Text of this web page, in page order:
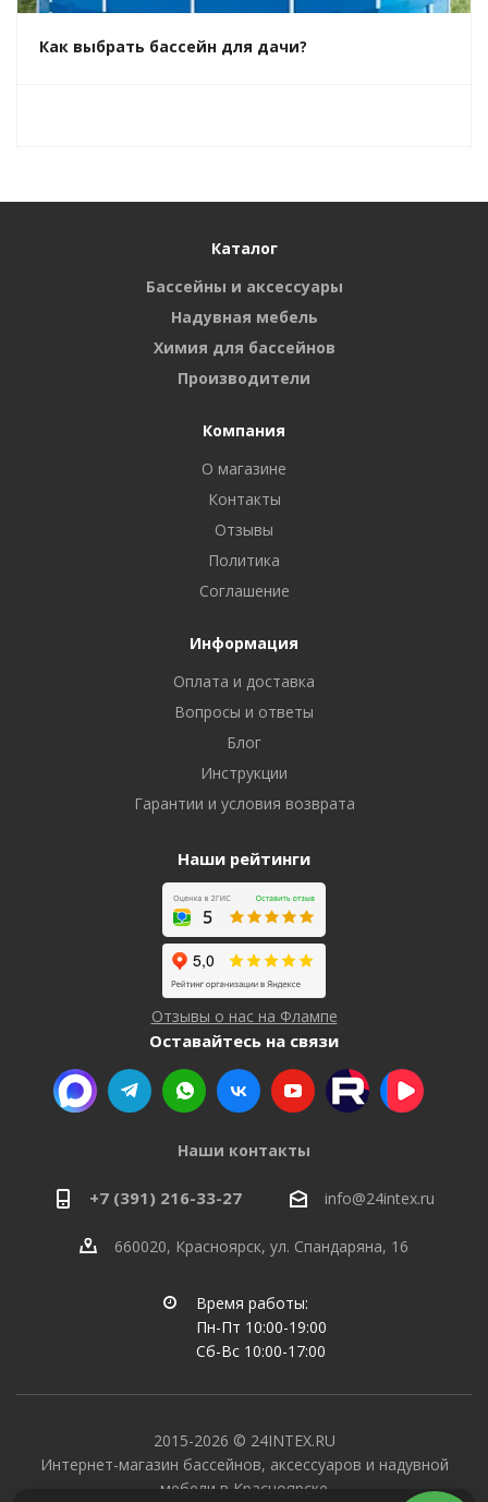
Как выбрать бассейн для дачи?
Каталог
Бассейны и аксессуары
Надувная мебель
Химия для бассейнов
Производители
Компания
О магазине
Контакты
Отзывы
Политика
Соглашение
Информация
Оплата и доставка
Вопросы и ответы
Блог
Инструкции
Гарантии и условия возврата
Наши рейтинги
Отзывы о нас на Флампе
Оставайтесь на связи
Наши контакты
+7 (391) 216-33-27 info@24intex.ru
660020, Красноярск, ул. Спандаряна, 16
Время работы:
Пн-Пт 10:00-19:00
Сб-Вс 10:00-17:00
2015-2026 © 24INTEX.RU
Интернет-магазин бассейнов, аксессуаров и надувной
мебели в Красноярске